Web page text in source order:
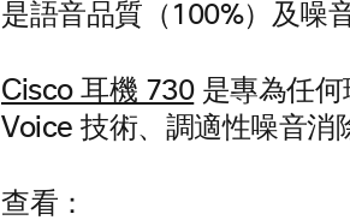
是語音品質（100%）及噪
Cisco 耳機 730是專為任何
Voice 技術、調適性噪音消
查看：